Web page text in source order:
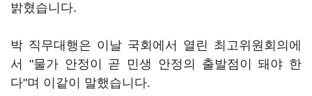
밝혔습니다.
박 직무대행은 이날 국회에서 열린 최고위원회의에
서 "물가 안정이 곧 민생 안정의 출발점이 돼야 한
다"며 이같이 말했습니다.